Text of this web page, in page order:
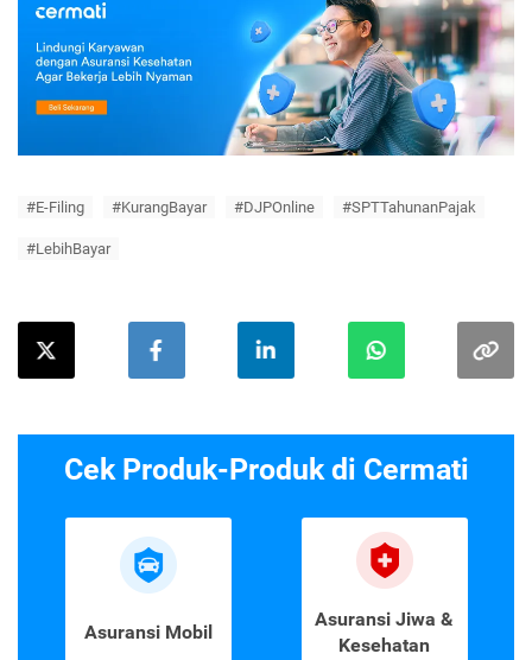
#E-Filing #KurangBayar #DJPOnline #SPTTahunanPajak
#LebihBayar
Cek Produk-Produk di Cermati
Asuransi Mobil
Asuransi Jiwa &
Kesehatan